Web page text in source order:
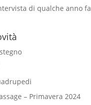
di qualche anno fa
– Primavera 2024